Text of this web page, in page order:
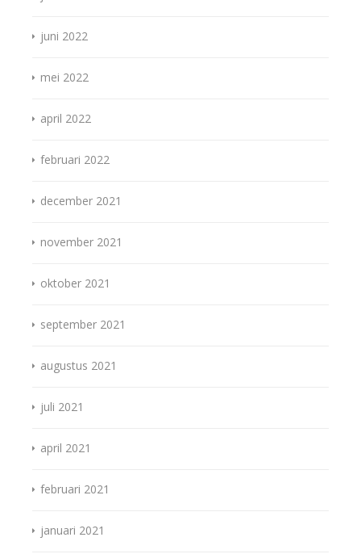
juni 2022
mei 2022
april 2022
februari 2022
december 2021
november 2021
oktober 2021
september 2021
augustus 2021
juli 2021
april 2021
februari 2021
januari 2021